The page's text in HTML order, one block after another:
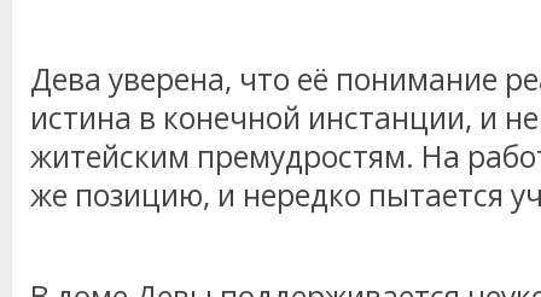
Дева уверена, что её понимание
истина в конечной инстанции, и
житейским премудростям. На
же позицию, и нередко пытается